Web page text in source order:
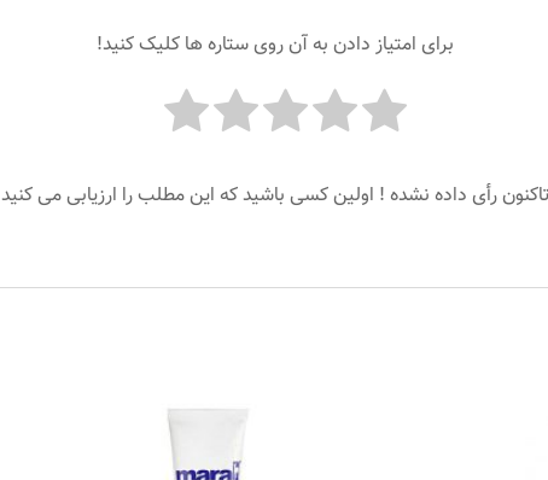
برای امتیاز دادن به آن روی ستاره ها کلیک کنید!
تاکنون رأی داده نشده ! اولین کسی باشید که این مطلب را ارزیابی می کنید